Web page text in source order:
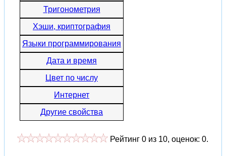
Тригонометрия
Хэши, криптография
Языки программирования
Дата и время
Цвет по числу
Интернет
Другие свойства
Рейтинг 0 из 10, оценок: 0.